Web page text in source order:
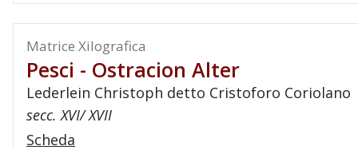
Matrice Xilografica
Pesci - Ostracion Alter
Lederlein Christoph detto Cristoforo Coriolano
secc. XVI/ XVII
Scheda